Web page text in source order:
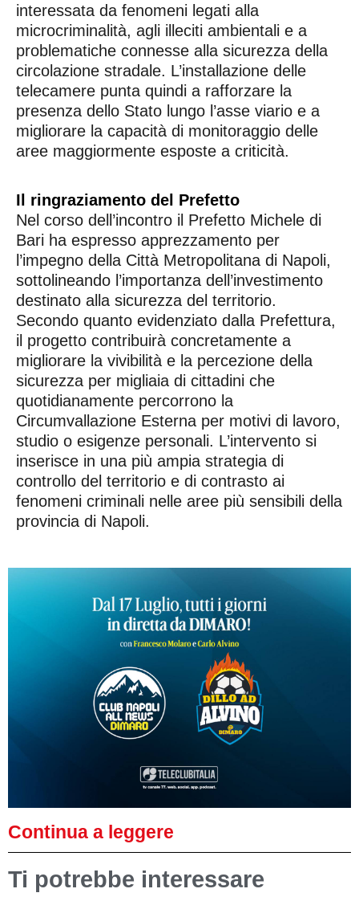
interessata da fenomeni legati alla
microcriminalità, agli illeciti ambientali e a
problematiche connesse alla sicurezza della
circolazione stradale. L’installazione delle
telecamere punta quindi a rafforzare la
presenza dello Stato lungo l’asse viario e a
migliorare la capacità di monitoraggio delle
aree maggiormente esposte a criticità.
Il ringraziamento del Prefetto
Nel corso dell’incontro il Prefetto Michele di
Bari ha espresso apprezzamento per
l’impegno della Città Metropolitana di Napoli,
sottolineando l’importanza dell’investimento
destinato alla sicurezza del territorio.
Secondo quanto evidenziato dalla Prefettura,
il progetto contribuirà concretamente a
migliorare la vivibilità e la percezione della
sicurezza per migliaia di cittadini che
quotidianamente percorrono la
Circumvallazione Esterna per motivi di lavoro,
studio o esigenze personali. L’intervento si
inserisce in una più ampia strategia di
controllo del territorio e di contrasto ai
fenomeni criminali nelle aree più sensibili della
provincia di Napoli.
Continua a leggere
Ti potrebbe interessare